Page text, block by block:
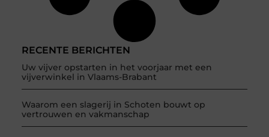
RECENTE BERICHTEN
Uw vijver opstarten in het voorjaar met een
vijverwinkel in Vlaams-Brabant
Waarom een slagerij in Schoten bouwt op
vertrouwen en vakmanschap